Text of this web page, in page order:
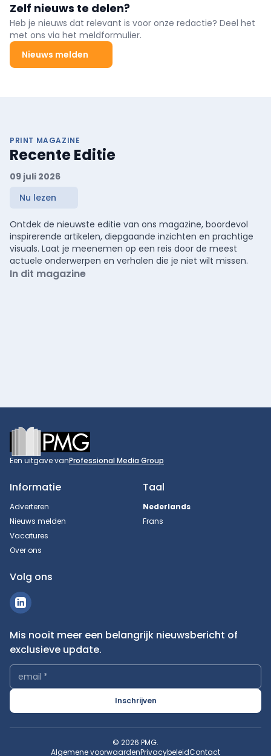
Zelf nieuws te delen?
Heb je nieuws dat relevant is voor onze redactie? Deel het
met ons via het meldformulier.
Nieuws melden
PRINT MAGAZINE
Recente Editie
09 juli 2026
Nu lezen
Ontdek de nieuwste editie van ons magazine, boordevol
inspirerende artikelen, diepgaande inzichten en prachtige
visuals. Laat je meenemen op een reis door de meest
actuele onderwerpen en verhalen die je niet wilt missen.
In dit magazine
Footer
Een uitgave vanProfessional Media Group
Informatie
Adverteren
Nieuws melden
Vacatures
Over ons
Taal
Nederlands
Frans
Volg ons
Mis nooit meer een belangrijk nieuwsbericht of
exclusieve update.
email *
Inschrijven
© 2026 PMG.
Algemene voorwaardenPrivacybeleidContact